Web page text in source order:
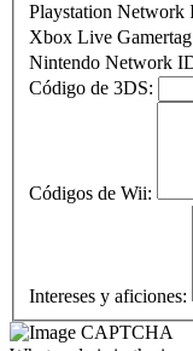
Playstation Network
Xbox Live
Nintendo Network
Código de 3DS:
Códigos de Wii:
Intereses y aficiones: